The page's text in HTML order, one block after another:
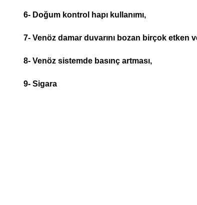
6- Doğum kontrol hapı kullanımı,
7- Venöz damar duvarını bozan birçok etken
8- Venöz sistemde basınç artması,
9- Sigara